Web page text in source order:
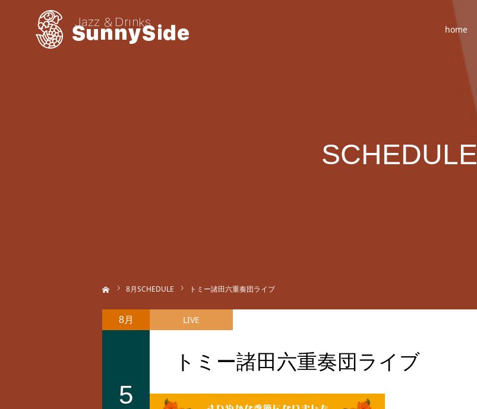
home
SCHEDULE
8月SCHEDULE トミー諸田六重奏団ライブ
トミー諸田六重奏団ライブ
8月
5
LIVE